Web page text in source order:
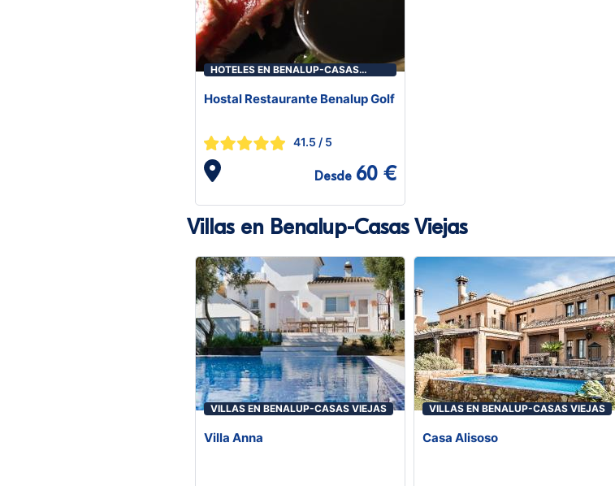
HOTELES EN BENALUP-CASAS
Hostal Restaurante Benalup Golf
41.5 / 5
Desde 60 €
Villas en Benalup-Casas Viejas
VILLAS EN BENALUP-CASAS VIEJAS
Villa Anna
VILLAS EN BENALUP-CASAS VIEJAS
Casa Alisoso